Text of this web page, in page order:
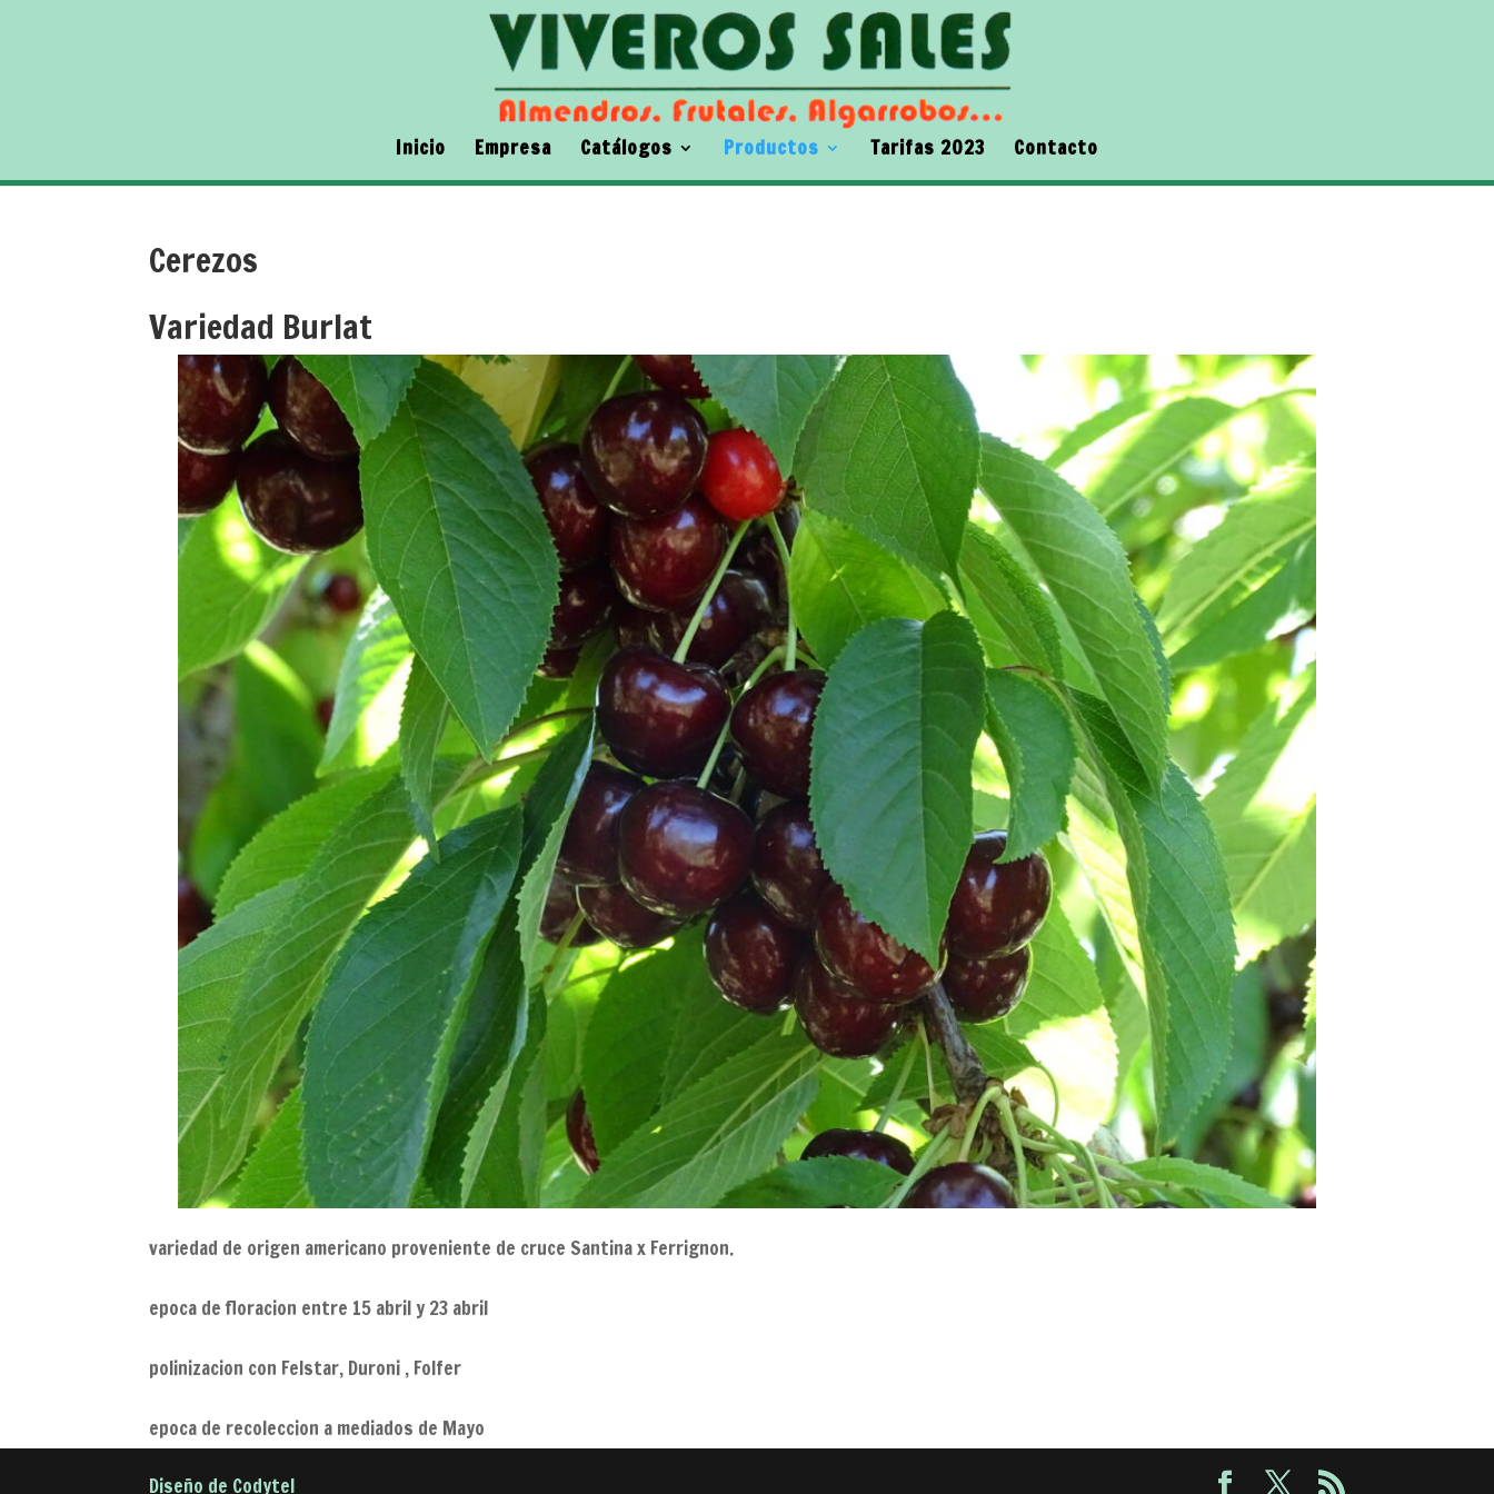
Inicio Empresa Catálogos Productos Tarifas 2023 Contacto
Cerezos
Variedad Burlat
variedad de origen americano proveniente de cruce Santina x Ferrignon.
epoca de floracion entre 15 abril y 23 abril
polinizacion con Felstar, Duroni , Folfer
epoca de recoleccion a mediados de Mayo
Diseño de Codytel